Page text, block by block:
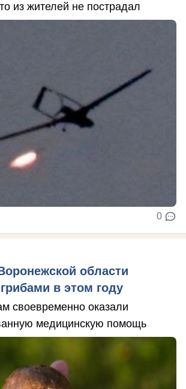
из жителей не пострадал
0
области
в этом году
своевременно оказали
медицинскую помощь